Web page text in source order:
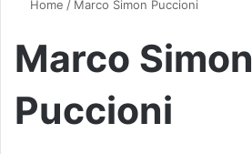
Home / Marco Simon Puccioni
Marco Simon
Puccioni